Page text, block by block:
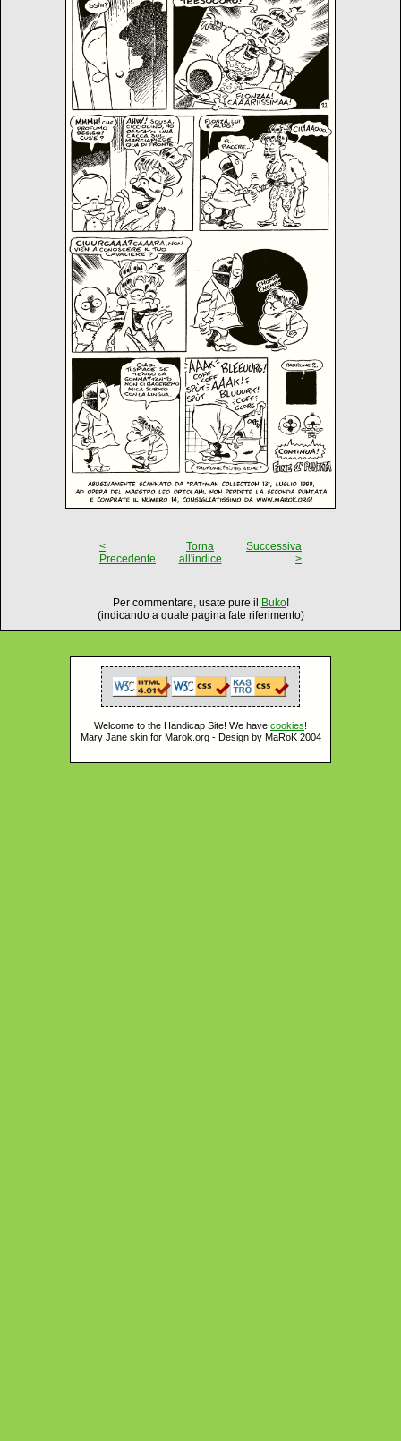
<
Precedente
Torna
all'indice
Successiva
>
Per commentare, usate pure il Buko!
(indicando a quale pagina fate riferimento)
Welcome to the Handicap Site! We have cookies!
Mary Jane skin for Marok.org - Design by MaRoK 2004